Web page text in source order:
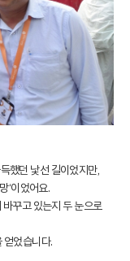
했던 낯선 길이었지만,
‘이었어요.
꾸고 있는지 두 눈으로
얻었습니다.